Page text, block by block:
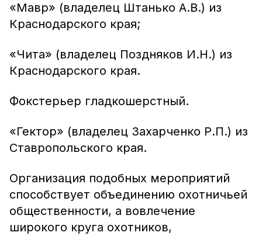
«Мавр» (владелец Штанько А.В.) из
Краснодарского края;
«Чита» (владелец Поздняков И.Н.) из
Краснодарского края.
Фокстерьер гладкошерстный.
«Гектор» (владелец Захарченко Р.П.) из
Ставропольского края.
Организация подобных мероприятий
способствует объединению охотничьей
общественности, а вовлечение
широкого круга охотников,